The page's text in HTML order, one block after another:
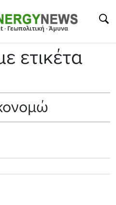
Γεωπολιτική · Άμυνα
ετικέτα